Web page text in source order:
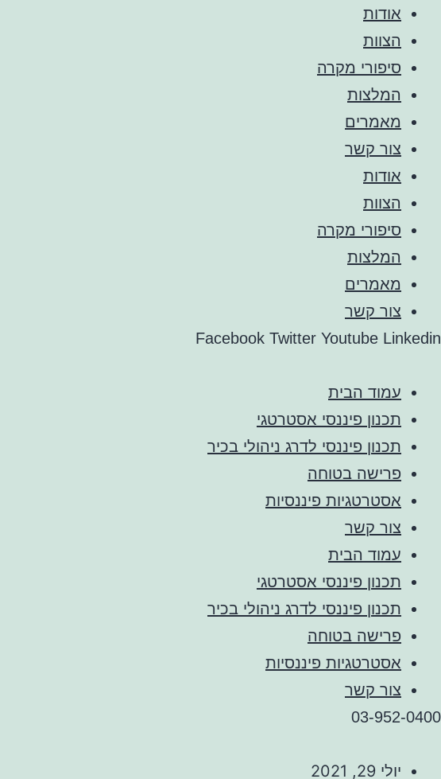
אודות
הצוות
סיפורי מקרה
המלצות
מאמרים
צור קשר
אודות
הצוות
סיפורי מקרה
המלצות
מאמרים
צור קשר
Facebook Twitter Youtube Linkedin
עמוד הבית
תכנון פיננסי אסטרטגי
תכנון פיננסי לדרג ניהולי בכיר
פרישה בטוחה
אסטרטגיות פיננסיות
צור קשר
עמוד הבית
תכנון פיננסי אסטרטגי
תכנון פיננסי לדרג ניהולי בכיר
פרישה בטוחה
אסטרטגיות פיננסיות
צור קשר
03-952-0400
יולי 29, 2021